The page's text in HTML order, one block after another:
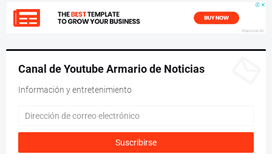
Canal de Youtube Armario de Noticias
Información y entretenimiento